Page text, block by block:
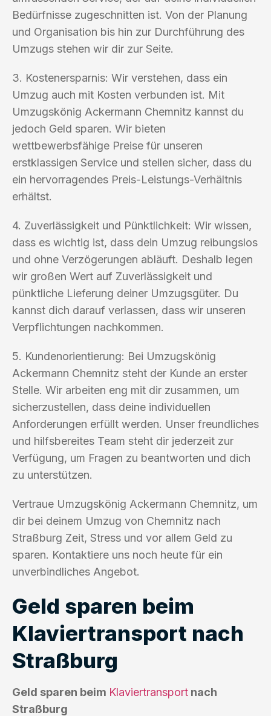
Bedürfnisse zugeschnitten ist. Von der Planung
und Organisation bis hin zur Durchführung des
Umzugs stehen wir dir zur Seite.
3. Kostenersparnis: Wir verstehen, dass ein
Umzug auch mit Kosten verbunden ist. Mit
Umzugskönig Ackermann Chemnitz kannst du
jedoch Geld sparen. Wir bieten
wettbewerbsfähige Preise für unseren
erstklassigen Service und stellen sicher, dass du
ein hervorragendes Preis-Leistungs-Verhältnis
erhältst.
4. Zuverlässigkeit und Pünktlichkeit: Wir wissen,
dass es wichtig ist, dass dein Umzug reibungslos
und ohne Verzögerungen abläuft. Deshalb legen
wir großen Wert auf Zuverlässigkeit und
pünktliche Lieferung deiner Umzugsgüter. Du
kannst dich darauf verlassen, dass wir unseren
Verpflichtungen nachkommen.
5. Kundenorientierung: Bei Umzugskönig
Ackermann Chemnitz steht der Kunde an erster
Stelle. Wir arbeiten eng mit dir zusammen, um
sicherzustellen, dass deine individuellen
Anforderungen erfüllt werden. Unser freundliches
und hilfsbereites Team steht dir jederzeit zur
Verfügung, um Fragen zu beantworten und dich
zu unterstützen.
Vertraue Umzugskönig Ackermann Chemnitz, um
dir bei deinem Umzug von Chemnitz nach
Straßburg Zeit, Stress und vor allem Geld zu
sparen. Kontaktiere uns noch heute für ein
unverbindliches Angebot.
Geld sparen beim
Klaviertransport nach
Straßburg
Geld sparen beim Klaviertransport nach
Straßburg